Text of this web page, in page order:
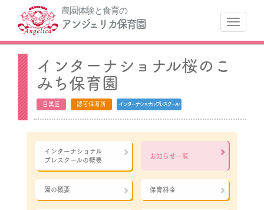
農園体験と食育の
アンジェリカ保育園 ナ
インターナショナル桜のこ
みち保育園
目黒区 認可保育所 インターナショナルプレスクール
インターナショナル
プレスクールの概要
お知らせ一覧
園の概要 保育料金